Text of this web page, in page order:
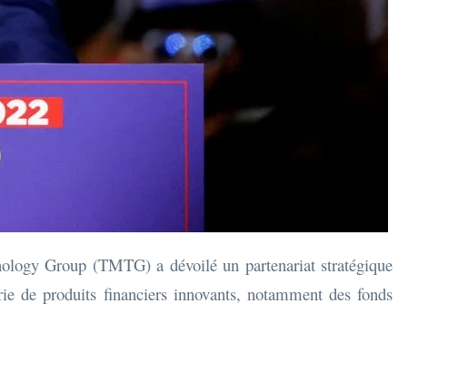
Group (TMTG) a dévoilé un partenariat stratégique
de produits financiers innovants, notamment des fonds